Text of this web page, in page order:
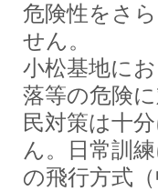
危険性をさ
せん。
小松基地に
落等の危険
民対策は十
ん。日常訓
の飛行方式